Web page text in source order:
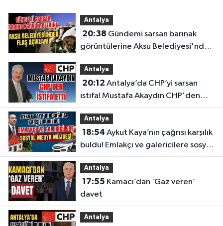
Antalya
20:38
görüntülerine Aksu Belediyesi'nden
flaş açıklama
Antalya
20:12
istifa! Mustafa Akaydın CHP'den
istifa etti
Antalya
18:54
buldu! Emlakçı ve galericilere sosyal
medya müjdesi
Antalya
17:55
davet
Antalya